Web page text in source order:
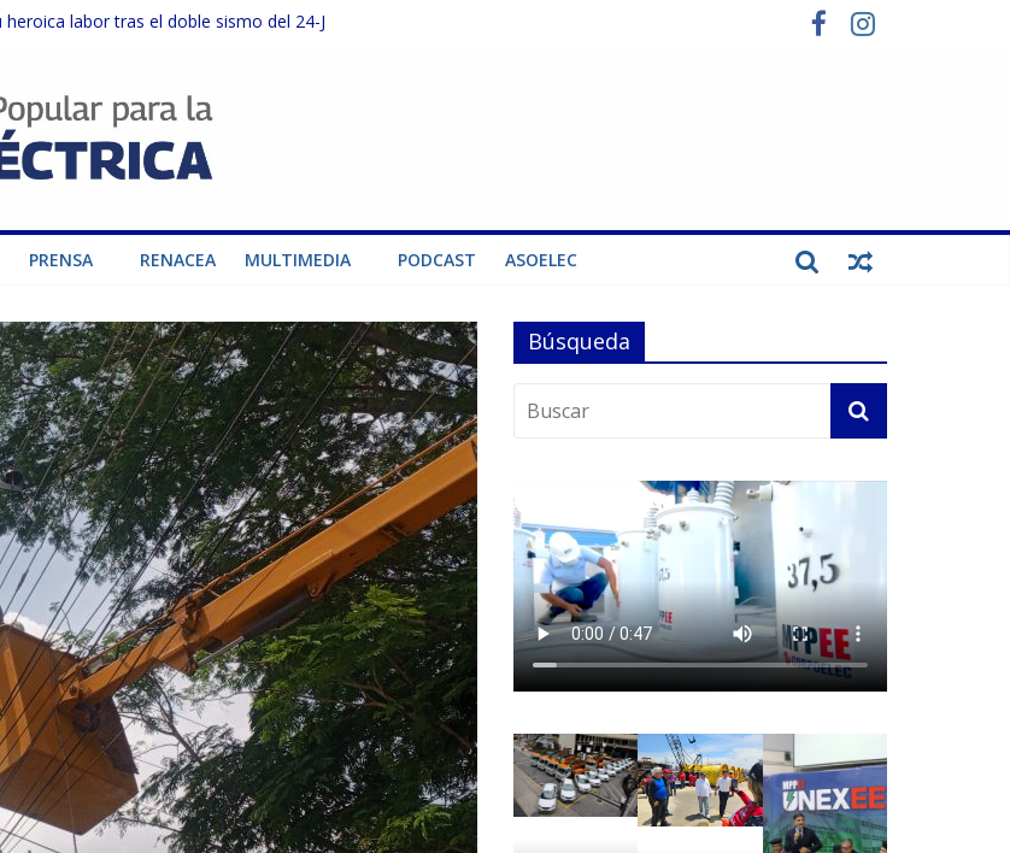
labor tras el doble sismo del 24-J
para fortalecer el SEN ante el «Súper Niño»
del SEN en Carabobo
el SEN ante el fenómeno de El Niño
para fortalecer el SEN
PRENSA RENACEA MULTIMEDIA PODCAST ASOELEC
Búsqueda